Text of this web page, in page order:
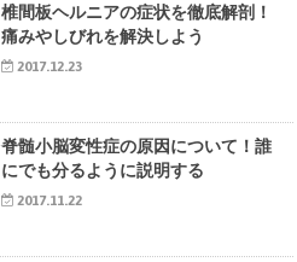
椎間板ヘルニアの症状を徹底解剖！
痛みやしびれを解決しよう
2017.12.23
脊髄小脳変性症の原因について！誰
にでも分るように説明する
2017.11.22